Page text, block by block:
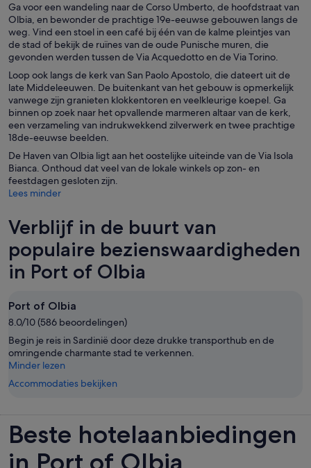
Ga voor een wandeling naar de Corso Umberto, de hoofdstraat van
Olbia, en bewonder de prachtige 19e-eeuwse gebouwen langs de
weg. Vind een stoel in een café bij één van de kalme pleintjes van
de stad of bekijk de ruïnes van de oude Punische muren, die
gevonden werden tussen de Via Acquedotto en de Via Torino.
Loop ook langs de kerk van San Paolo Apostolo, die dateert uit de
late Middeleeuwen. De buitenkant van het gebouw is opmerkelijk
vanwege zijn granieten klokkentoren en veelkleurige koepel. Ga
binnen op zoek naar het opvallende marmeren altaar van de kerk,
een verzameling van indrukwekkend zilverwerk en twee prachtige
18de-eeuwse beelden.
De Haven van Olbia ligt aan het oostelijke uiteinde van de Via Isola
Bianca. Onthoud dat veel van de lokale winkels op zon- en
feestdagen gesloten zijn.
Lees minder
Verblijf in de buurt van
populaire bezienswaardigheden
in Port of Olbia
Port of Olbia
8.0/10 (586 beoordelingen)
Begin je reis in Sardinië door deze drukke transporthub en de
omringende charmante stad te verkennen.
Minder lezen
Accommodaties bekijken
Beste hotelaanbiedingen